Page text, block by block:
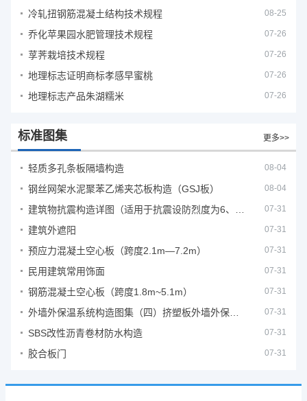
冷轧扭钢筋混凝土结构技术规程 08-25
乔化苹果园水肥管理技术规程 07-26
莩荠栽培技术规程 07-26
地理标志证明商标孝感早蜜桃 07-26
地理标志产品朱湖糯米 07-26
标准图集 更多>>
轻质多孔条板隔墙构造 08-04
钢丝网架水泥聚苯乙烯夹芯板构造（GSJ板） 08-04
07-31
建筑外遮阳 07-31
预应力混凝土空心板（跨度2.1m—7.2m） 07-31
民用建筑常用饰面 07-31
钢筋混凝土空心板（跨度1.8m~5.1m） 07-31
07-31
SBS改性沥青卷材防水构造 07-31
胶合板门 07-31